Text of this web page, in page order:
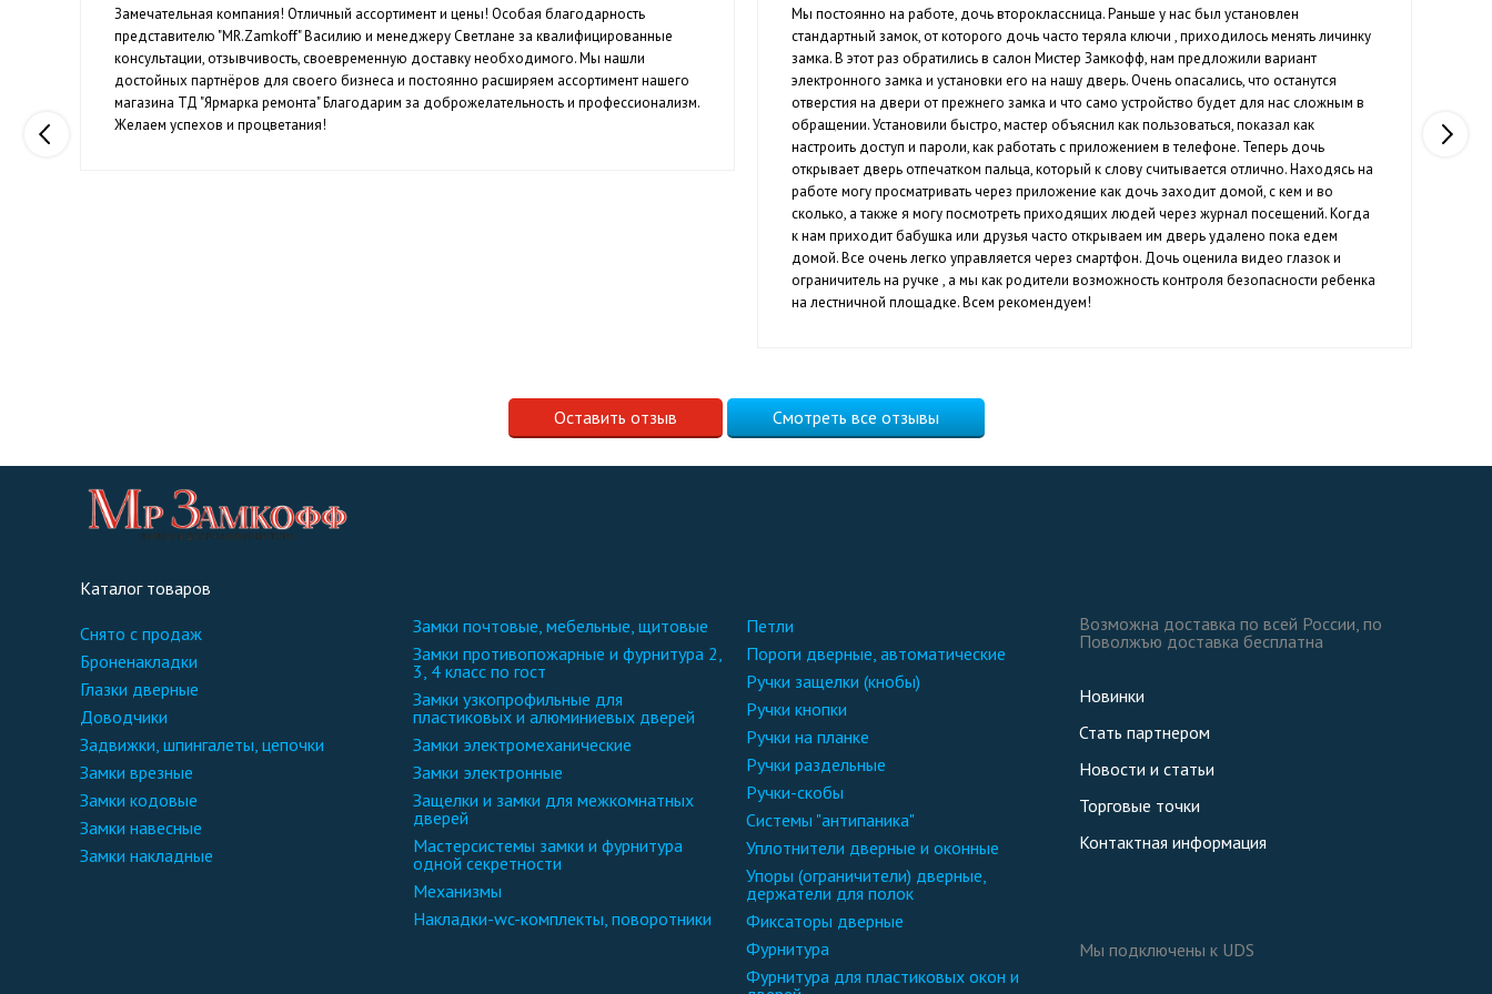
Замечательная компания! Отличный ассортимент и цены! Особая благодарность
представителю "MR.Zamkoff" Василию и менеджеру Светлане за квалифицированные
консультации, отзывчивость, своевременную доставку необходимого. Мы нашли
достойных партнёров для своего бизнеса и постоянно расширяем ассортимент нашего
магазина ТД "Ярмарка ремонта" Благодарим за доброжелательность и профессионализм.
Желаем успехов и процветания!
Мы постоянно на работе, дочь второклассница. Раньше у нас был установлен
стандартный замок, от которого дочь часто теряла ключи , приходилось менять личинку
замка. В этот раз обратились в салон Мистер Замкофф, нам предложили вариант
электронного замка и установки его на нашу дверь. Очень опасались, что останутся
отверстия на двери от прежнего замка и что само устройство будет для нас сложным в
обращении. Установили быстро, мастер объяснил как пользоваться, показал как
настроить доступ и пароли, как работать с приложением в телефоне. Теперь дочь
открывает дверь отпечатком пальца, который к слову считывается отлично. Находясь на
работе могу просматривать через приложение как дочь заходит домой, с кем и во
сколько, а также я могу посмотреть приходящих людей через журнал посещений. Когда
к нам приходит бабушка или друзья часто открываем им дверь удалено пока едем
домой. Все очень легко управляется через смартфон. Дочь оценила видео глазок и
ограничитель на ручке , а мы как родители возможность контроля безопасности ребенка
на лестничной площадке. Всем рекомендуем!
Оставить отзыв Смотреть все отзывы
Каталог товаров
снято с продаж
броненакладки
глазки дверные
доводчики
задвижки, шпингалеты, цепочки
замки врезные
замки кодовые
замки навесные
замки накладные
замки почтовые, мебельные, щитовые
замки противопожарные и фурнитура 2,
3, 4 класс по гост
замки узкопрофильные для
пластиковых и алюминиевых дверей
замки электромеханические
замки электронные
защелки и замки для межкомнатных
дверей
мастерсистемы замки и фурнитура
одной секретности
механизмы
накладки-wc-комплекты, поворотники
петли
пороги дверные, автоматические
ручки защелки (кнобы)
ручки кнопки
ручки на планке
ручки раздельные
ручки-скобы
системы "антипаника"
уплотнители дверные и оконные
упоры (ограничители) дверные,
держатели для полок
фиксаторы дверные
фурнитура
фурнитура для пластиковых окон и
Возможна доставка по всей России, по
Поволжъю доставка бесплатна
Новинки
Стать партнером
Новости и статьи
Торговые точки
Контактная информация
Мы подключены к UDS